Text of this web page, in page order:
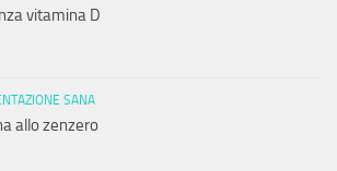
vitamina D
SANA
allo zenzero